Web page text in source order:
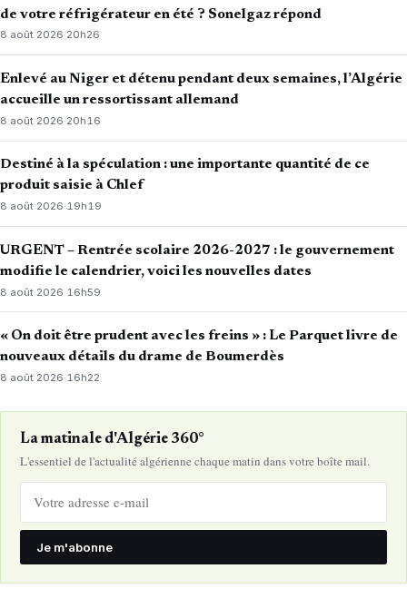
de votre réfrigérateur en été ? Sonelgaz répond
8 août 2026·20h26
Enlevé au Niger et détenu pendant deux semaines, l’Algérie
accueille un ressortissant allemand
8 août 2026·20h16
Destiné à la spéculation : une importante quantité de ce
produit saisie à Chlef
8 août 2026·19h19
URGENT – Rentrée scolaire 2026-2027 : le gouvernement
modifie le calendrier, voici les nouvelles dates
8 août 2026· 16h59
« On doit être prudent avec les freins » : Le Parquet livre de
nouveaux détails du drame de Boumerdès
8 août 2026·16h22
La matinale d'Algérie 360°
L'essentiel de l'actualité algérienne chaque matin dans votre boîte mail.
Je m'abonne